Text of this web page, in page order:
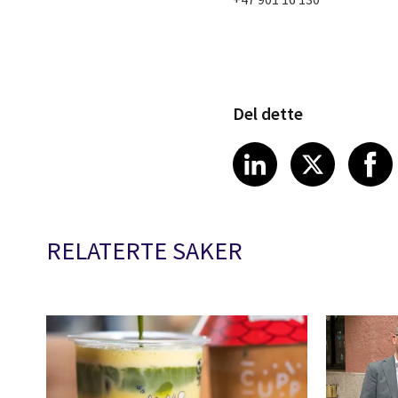
Del dette
Share article
LinkedIn
Share
X
RELATERTE SAKER